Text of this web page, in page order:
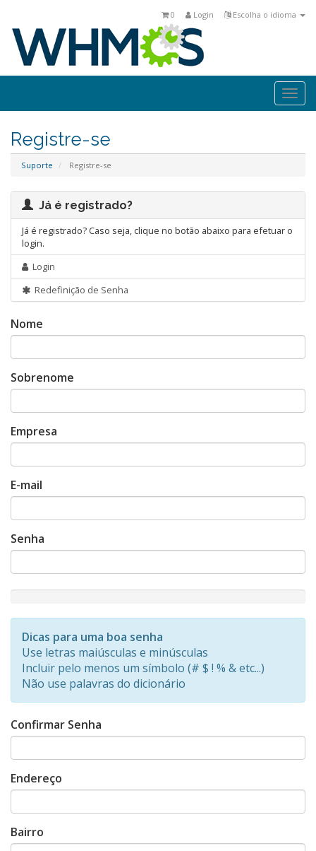
Escolha o idioma
Login
0
Registre-se
Suporte Registre-se
Já é registrado?
Já é registrado? Caso seja, clique no botão abaixo para efetuar o
login.
Login
Redefinição de Senha
Nome
Sobrenome
Empresa
E-mail
Senha
Rating:
Dicas para uma boa senha
Use letras maiúsculas e minúsculas
Incluir pelo menos um símbolo (# $ ! % & etc...)
Não use palavras do dicionário
Confirmar Senha
Endereço
Bairro